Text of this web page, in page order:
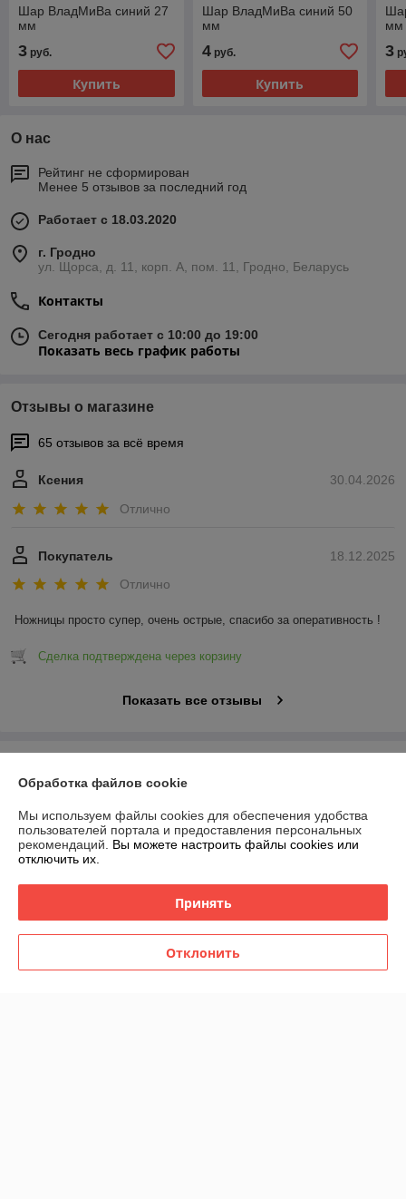
Шар ВладМиВа синий 27
мм
3 руб.
Купить
Шар ВладМиВа синий 50
мм
4руб.
Купить
мм
3
О нас
Рейтинг не сформирован
Менее 5 отзывов за последний год
Работает с 18.03.2020
г. Гродно
ул. Щорса, д. 11, корп. А, пом. 11, Гродно, Беларусь
Контакты
Сегодня работает с 10:00 до 19:00
Показать весь график работы
Отзывы о магазине
65 отзывов за всё время
30.04.2026
Ксения
Отлично
18.12.2025
Покупатель
Отлично
Ножницы просто супер, очень острые, спасибо за оперативность !
Сделка подтверждена через корзину
Показать все отзывы
Доставка и оплата
График работы
Полная версия сайта
Политика обработки cookies
Обработка файлов cookie
Мы используем файлы cookies для обеспечения удобства
пользователей портала и предоставления персональных
рекомендаций. Вы можете настроить файлы cookies или
отключить их.
Принять
Отклонить